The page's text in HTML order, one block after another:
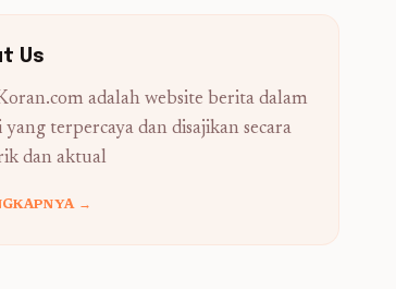
Us
adalah website berita dalam
yang terpercaya dan disajikan secara
dan aktual
→